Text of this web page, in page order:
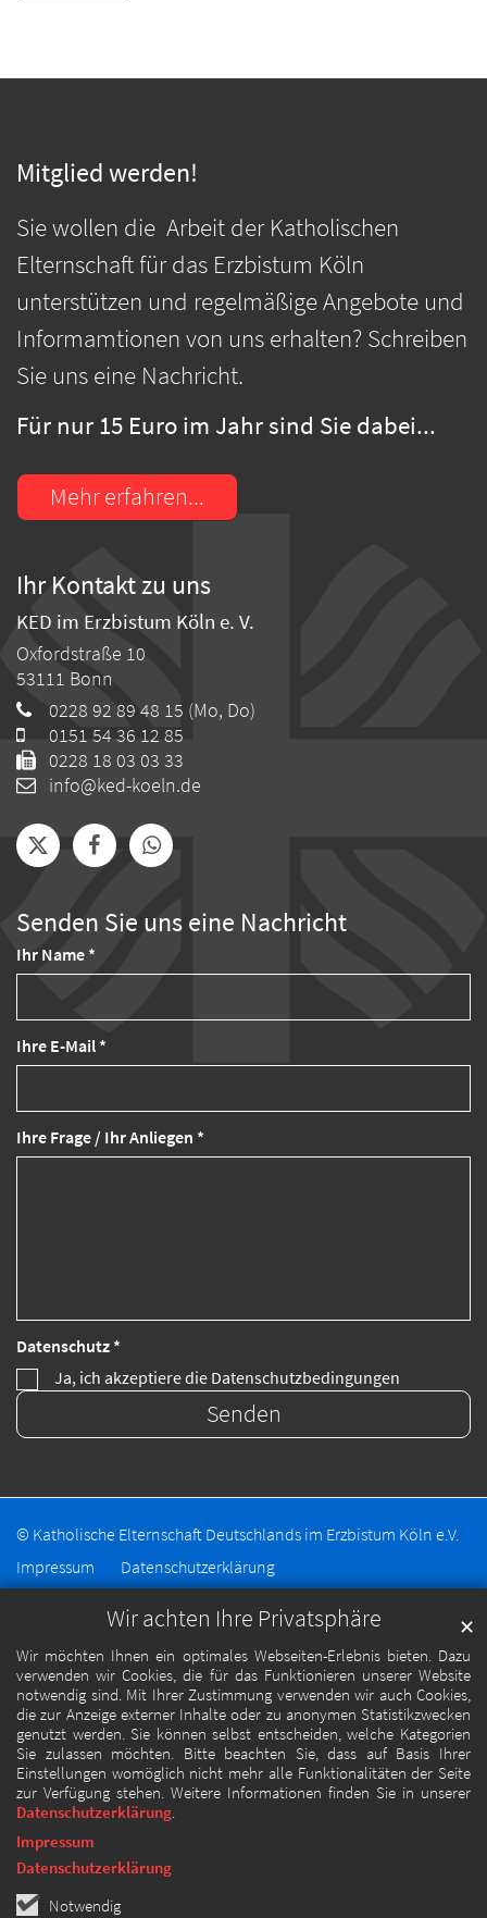
Wir achten Ihre Privatsphäre
Wir möchten Ihnen ein optimales Webseiten-Erlebnis bieten. Dazu
verwenden wir Cookies, die für das Funktionieren unserer Website
notwendig sind. Mit Ihrer Zustimmung verwenden wir auch Cookies,
die zur Anzeige externer Inhalte oder zu anonymen Statistikzwecken
genutzt werden. Sie können selbst entscheiden, welche Kategorien
Sie zulassen möchten. Bitte beachten Sie, dass auf Basis Ihrer
Einstellungen womöglich nicht mehr alle Funktionalitäten der Seite
zur Verfügung stehen. Weitere Informationen finden Sie in unserer
Datenschutzerklärung.
Notwendig
✕
Impressum
Datenschutzerklärung
Mitglied werden!
Sie wollen die Arbeit der Katholischen
Elternschaft für das Erzbistum Köln
unterstützen und regelmäßige Angebote und
Informamtionen von uns erhalten? Schreiben
Sie uns eine Nachricht.
Für nur 15 Euro im Jahr sind Sie dabei...
Mehr erfahren...
Ihr Kontakt zu uns
KED im Erzbistum Köln e. V.
Oxfordstraße 10
53111 Bonn
0228 92 89 48 15 (Mo, Do)
0151 54 36 12 85
0228 18 03 03 33
info@ked-koeln.de
Senden Sie uns eine Nachricht
Ihr Name *
Ihre E-Mail *
Ihre Frage / Ihr Anliegen *
Datenschutz *
Ja, ich akzeptiere die Datenschutzbedingungen
© Katholische Elternschaft Deutschlands im Erzbistum Köln e.V.
Impressum
Datenschutzerklärung